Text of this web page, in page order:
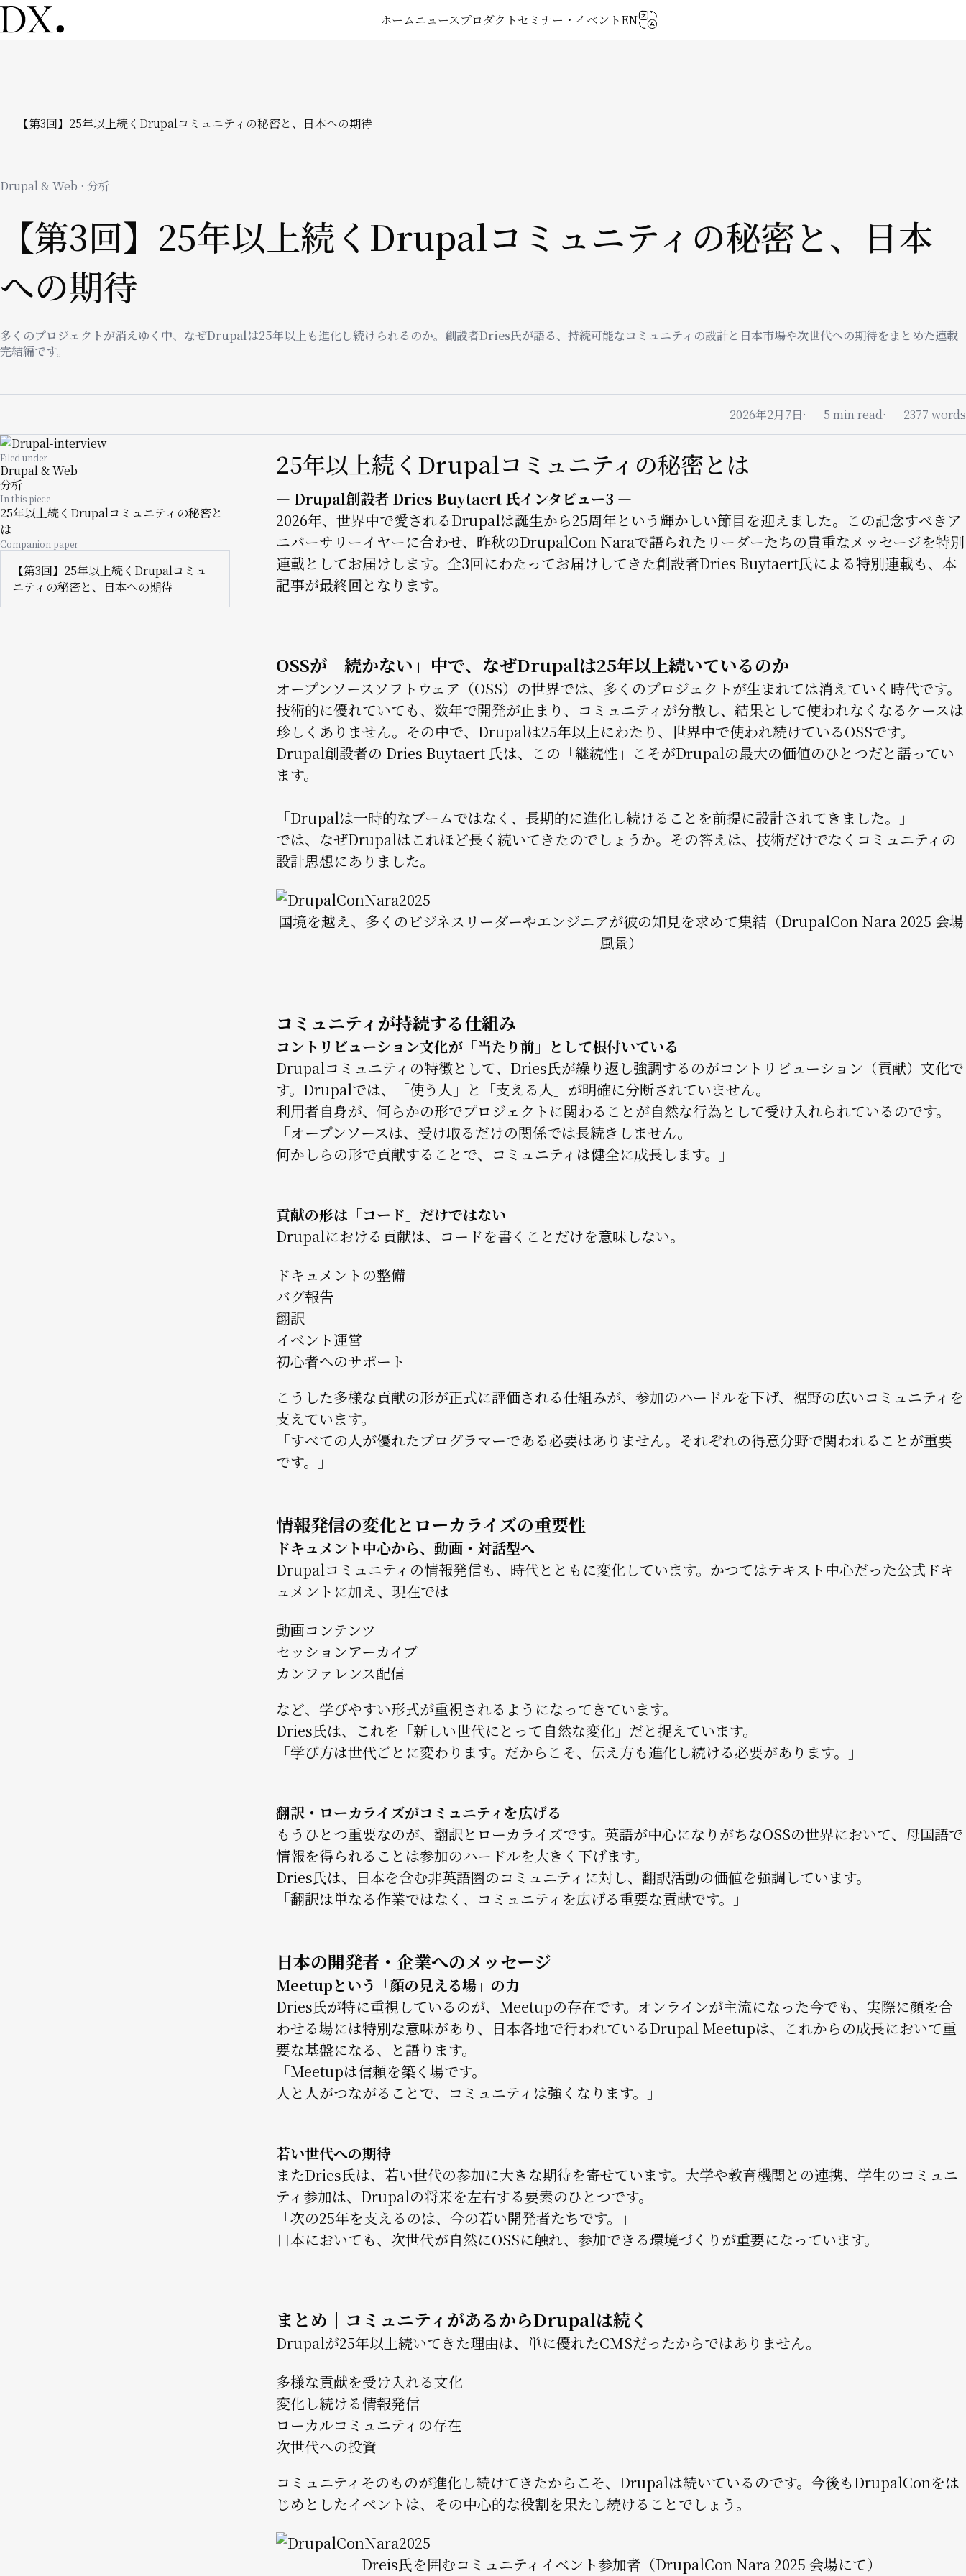
メ
ン
メ
ゲ
ョ
ン
ホームニュースプロダクトセミナー・イベント
パ
ン
く
ず
【第3回】25年以上続くDrupalコミュニティの秘密と、日本への期待
Drupal & Web · 分析
【第3回】25年以上続くDrupalコミュニティの秘密と、日本
への期待
多くのプロジェクトが消えゆく中、なぜDrupalは25年以上も進化し続けられるのか。創設者Dries氏が語る、持続可能なコミュニティの設計と日本市場や次世代への期待をまとめた連載
完結編です。
2026年2月7日 5 min read
2377 words
Image
Filed under
Drupal & Web
分析
In this piece
25年以上続くDrupalコミュニティの秘密と
は
Companion paper
【第3回】25年以上続くDrupalコミュ
ニティの秘密と、日本への期待
25年以上続くDrupalコミュニティの秘密とは
— Drupal創設者 Dries Buytaert 氏インタビュー3 —
2026年、世界中で愛されるDrupalは誕生から25周年という輝かしい節目を迎えました。この記念すべきア
ニバーサリーイヤーに合わせ、昨秋のDrupalCon Naraで語られたリーダーたちの貴重なメッセージを特別
連載としてお届けします。全3回にわたってお届けしてきた創設者Dries Buytaert氏による特別連載も、本
記事が最終回となります。
OSSが「続かない」中で、なぜDrupalは25年以上続いているのか
オープンソースソフトウェア（OSS）の世界では、多くのプロジェクトが生まれては消えていく時代です。
技術的に優れていても、数年で開発が止まり、コミュニティが分散し、結果として使われなくなるケースは
珍しくありません。その中で、Drupalは25年以上にわたり、世界中で使われ続けているOSSです。
Drupal創設者の Dries Buytaert 氏は、この「継続性」こそがDrupalの最大の価値のひとつだと語ってい
ます。
「Drupalは一時的なブームではなく、長期的に進化し続けることを前提に設計されてきました。」
では、なぜDrupalはこれほど長く続いてきたのでしょうか。その答えは、技術だけでなくコミュニティの
設計思想にありました。
Image
国境を越え、多くのビジネスリーダーやエンジニアが彼の知見を求めて集結（DrupalCon Nara 2025 会場
風景）
コミュニティが持続する仕組み
コントリビューション文化が「当たり前」として根付いている
Drupalコミュニティの特徴として、Dries氏が繰り返し強調するのがコントリビューション（貢献）文化で
す。Drupalでは、「使う人」と「支える人」が明確に分断されていません。
利用者自身が、何らかの形でプロジェクトに関わることが自然な行為として受け入れられているのです。
「オープンソースは、受け取るだけの関係では長続きしません。
何かしらの形で貢献することで、コミュニティは健全に成長します。」
貢献の形は「コード」だけではない
Drupalにおける貢献は、コードを書くことだけを意味しない。
ドキュメントの整備
バグ報告
翻訳
イベント運営
初心者へのサポート
こうした多様な貢献の形が正式に評価される仕組みが、参加のハードルを下げ、裾野の広いコミュニティを
支えています。
「すべての人が優れたプログラマーである必要はありません。それぞれの得意分野で関われることが重要
です。」
情報発信の変化とローカライズの重要性
ドキュメント中心から、動画・対話型へ
Drupalコミュニティの情報発信も、時代とともに変化しています。かつてはテキスト中心だった公式ドキ
ュメントに加え、現在では
動画コンテンツ
セッションアーカイブ
カンファレンス配信
など、学びやすい形式が重視されるようになってきています。
Dries氏は、これを「新しい世代にとって自然な変化」だと捉えています。
「学び方は世代ごとに変わります。だからこそ、伝え方も進化し続ける必要があります。」
翻訳・ローカライズがコミュニティを広げる
もうひとつ重要なのが、翻訳とローカライズです。英語が中心になりがちなOSSの世界において、母国語で
情報を得られることは参加のハードルを大きく下げます。
Dries氏は、日本を含む非英語圏のコミュニティに対し、翻訳活動の価値を強調しています。
「翻訳は単なる作業ではなく、コミュニティを広げる重要な貢献です。」
日本の開発者・企業へのメッセージ
Meetupという「顔の見える場」の力
Dries氏が特に重視しているのが、Meetupの存在です。オンラインが主流になった今でも、実際に顔を合
わせる場には特別な意味があり、日本各地で行われているDrupal Meetupは、これからの成長において重
要な基盤になる、と語ります。
「Meetupは信頼を築く場です。
人と人がつながることで、コミュニティは強くなります。」
若い世代への期待
またDries氏は、若い世代の参加に大きな期待を寄せています。大学や教育機関との連携、学生のコミュニ
ティ参加は、Drupalの将来を左右する要素のひとつです。
「次の25年を支えるのは、今の若い開発者たちです。」
日本においても、次世代が自然にOSSに触れ、参加できる環境づくりが重要になっています。
まとめ｜コミュニティがあるからDrupalは続く
Drupalが25年以上続いてきた理由は、単に優れたCMSだったからではありません。
多様な貢献を受け入れる文化
変化し続ける情報発信
ローカルコミュニティの存在
次世代への投資
コミュニティそのものが進化し続けてきたからこそ、Drupalは続いているのです。今後もDrupalConをは
じめとしたイベントは、その中心的な役割を果たし続けることでしょう。
Image
Dreis氏を囲むコミュニティイベント参加者（DrupalCon Nara 2025 会場にて）